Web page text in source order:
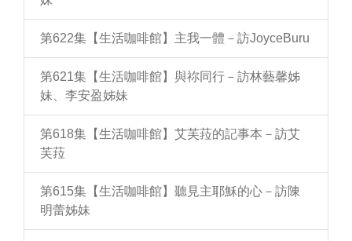
第622集【生活咖啡館】主我一體－訪JoyceBuru
第621集【生活咖啡館】與祢同行－訪林藝馨姊
妹、李安盈姊妹
第618集【生活咖啡館】艾芙菈的記事本－訪艾
芙菈
第615集【生活咖啡館】聽見主耶穌的心－訪陳
明蕾姊妹